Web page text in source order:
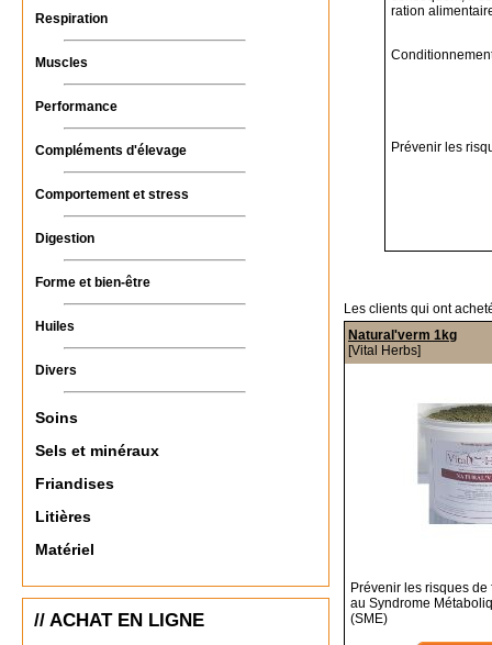
Respiration
Muscles
Performance
Compléments d'élevage
Comportement et stress
Digestion
Forme et bien-être
Huiles
Divers
Soins
Sels et minéraux
Friandises
Litières
Matériel
// ACHAT EN LIGNE
ration
Prévenir les
Les clients qui ont
Natural'verm 1kg
[Vital Herbs]
Prévenir les risques
au Syndrome
(SME)